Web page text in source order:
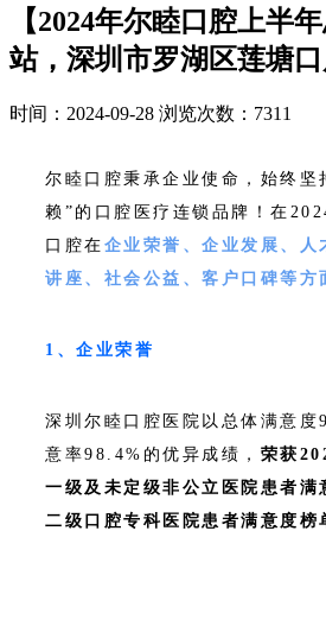
【2024年尔睦口腔上半
站，深圳市罗湖区莲塘口
时间：2024-09-28 浏览次数：7311
尔睦口腔秉承企业使命，始终坚
赖”的口腔医疗连锁品牌！在
口腔在 企业荣誉、企业发展、人
讲座、社会公益、客户口碑等方
1、企业荣誉
深圳尔睦口腔医院以总体满意度
意率98.4%的优异成绩， 荣获
一级及未定级非公立医院患者满
二级口腔专科医院患者满意度榜